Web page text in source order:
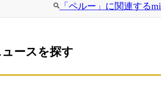
「ペルー」に関連する
ュースを探す